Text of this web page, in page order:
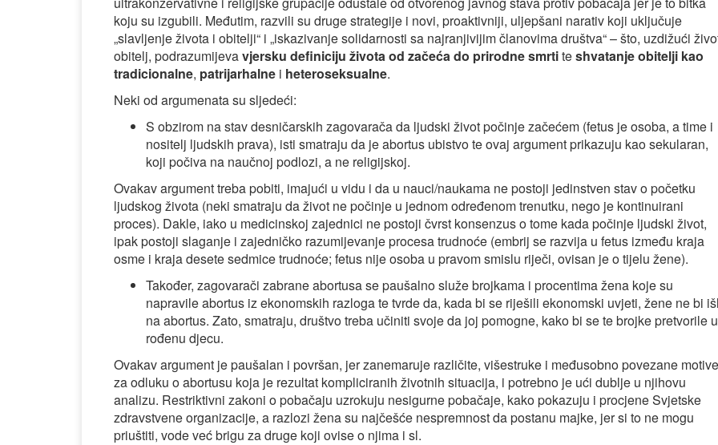
koju su izgubili. Međutim, razvili su druge strategije i novi, proaktivniji, uljepšani narativ koji uključuje
„slavljenje života i obitelji“ i „iskazivanje solidarnosti sa najranjivijim članovima društva“ – što, uzdižući
obitelj, podrazumijevavjersku definiciju života od začeća do prirodne smrtiteshvatanje obitelji kao
tradicionalne, patrijarhalne i heteroseksualne.
Neki od argumenata su sljedeći:
S obzirom na stav desničarskih zagovarača da ljudski život počinje začećem (fetus je osoba, a time i
nositelj ljudskih prava), isti smatraju da je abortus ubistvo te ovaj argument prikazuju kao sekularan,
koji počiva na naučnoj podlozi, a ne religijskoj.
Ovakav argument treba pobiti, imajući u vidu i da u nauci/naukama ne postoji jedinstven stav o početku
ljudskog života (neki smatraju da život ne počinje u jednom određenom trenutku, nego je kontinuirani
proces). Dakle, iako u medicinskoj zajednici ne postoji čvrst konsenzus o tome kada počinje ljudski život,
ipak postoji slaganje i zajedničko razumijevanje procesa trudnoće (embrij se razvija u fetus između kraja
osme i kraja desete sedmice trudnoće; fetus nije osoba u pravom smislu riječi, ovisan je o tijelu žene).
Također, zagovarači zabrane abortusa se paušalno služe brojkama i procentima žena koje su
napravile abortus iz ekonomskih razloga te tvrde da, kada bi se riješili ekonomski uvjeti, žene ne bi
na abortus. Zato, smatraju, društvo treba učiniti svoje da joj pomogne, kako bi se te brojke pretvorile u
rođenu djecu.
Ovakav argument je paušalan i površan, jer zanemaruje različite, višestruke i međusobno povezane motive
za odluku o abortusu koja je rezultat kompliciranih životnih situacija, i potrebno je ući dublje u njihovu
analizu. Restriktivni zakoni o pobačaju uzrokuju nesigurne pobačaje, kako pokazuju i procjene Svjetske
zdravstvene organizacije, a razlozi žena su najčešće nespremnost da postanu majke, jer si to ne mogu
priuštiti, vode već brigu za druge koji ovise o njima i sl.